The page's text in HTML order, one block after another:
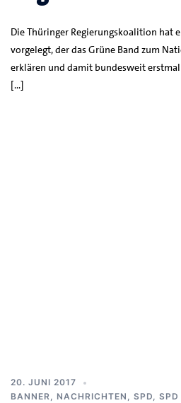
Die Thüringer Regierungskoalition hat
vorgelegt, der das Grüne Band zum
erklären und damit bundesweit
[…]
20. JUNI 2017
BANNER, NACHRICHTEN , SPD, SPD